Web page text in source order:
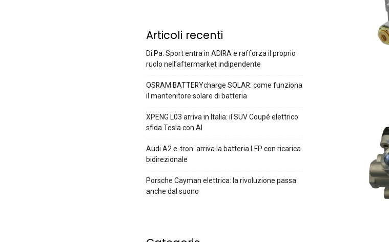
Articoli recenti
Di.Pa. Sport entra in ADIRA e rafforza il proprio
ruolo nell’aftermarket indipendente
OSRAM BATTERYcharge SOLAR: come funziona
il mantenitore solare di batteria
XPENG L03 arriva in Italia: il SUV Coupé elettrico
sfida Tesla con AI
Audi A2 e-tron: arriva la batteria LFP con ricarica
bidirezionale
Porsche Cayman elettrica: la rivoluzione passa
anche dal suono